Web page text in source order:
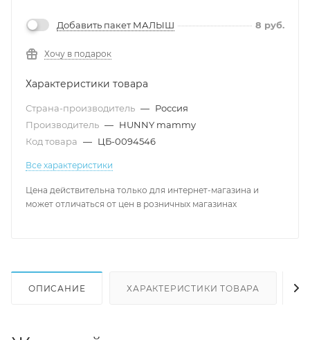
Добавить пакет МАЛЫШ 8 руб.
Хочу в подарок
Характеристики товара
Страна-производитель — Россия
Производитель — HUNNY mammy
Код товара — ЦБ-0094546
Все характеристики
Цена действительна только для интернет-магазина и
может отличаться от цен в розничных магазинах
ОПИСАНИЕ ХАРАКТЕРИСТИКИ ТОВАРА